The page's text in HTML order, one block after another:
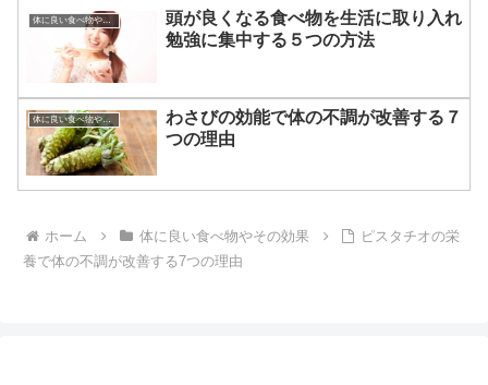
体に良い食べ物やその効果
頭が良くなる食べ物を生活に取り入れ
勉強に集中する５つの方法
体に良い食べ物やその効果
わさびの効能で体の不調が改善する７
つの理由
ホーム 体に良い食べ物やその効果
ピスタチオの栄
養で体の不調が改善する7つの理由